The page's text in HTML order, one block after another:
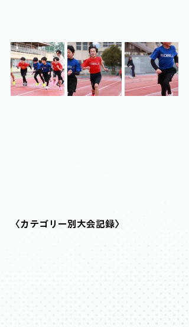
〈カテゴリー別大会記録〉